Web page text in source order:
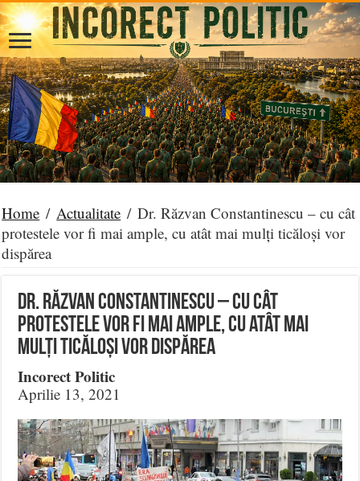
Home / Actualitate / Dr. Răzvan Constantinescu – cu cât
protestele vor fi mai ample, cu atât mai mulți ticăloși vor
dispărea
Dr. Răzvan Constantinescu – cu cât
protestele vor fi mai ample, cu atât mai
mulți ticăloși vor dispărea
Incorect Politic
Aprilie 13, 2021